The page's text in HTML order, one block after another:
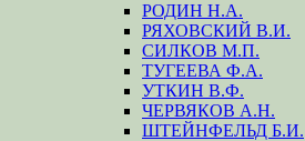
РОДИН Н.А.
РЯХОВСКИЙ В.И.
СИЛКОВ М.П.
ТУГЕЕВА Ф.А.
УТКИН В.Ф.
ЧЕРВЯКОВ А.Н.
ШТЕЙНФЕЛЬД Б.И.